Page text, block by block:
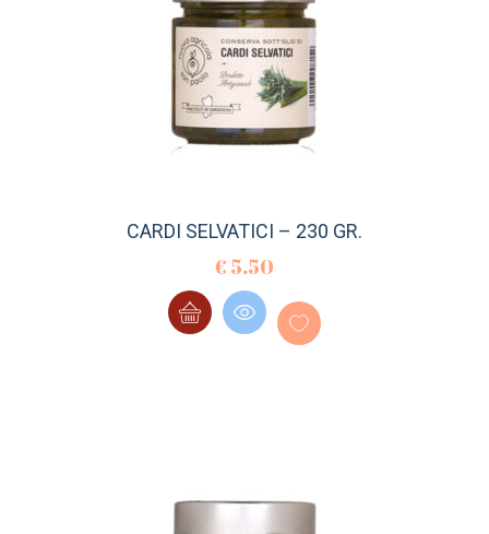
CARDI SELVATICI – 230 GR.
€ 5.50